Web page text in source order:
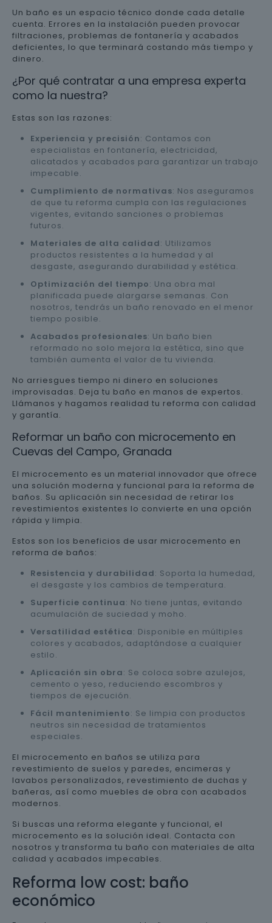
Un baño es un espacio técnico donde cada detalle
cuenta. Errores en la instalación pueden provocar
filtraciones, problemas de fontanería y acabados
deficientes, lo que terminará costando más tiempo y
dinero.
¿Por qué contratar a una empresa experta
como la nuestra?
Estas son las razones:
Experiencia y precisión: Contamos con
especialistas en fontanería, electricidad,
alicatados y acabados para garantizar un trabajo
impecable.
Cumplimiento de normativas: Nos aseguramos
de que tu reforma cumpla con las regulaciones
vigentes, evitando sanciones o problemas
futuros.
Materiales de alta calidad: Utilizamos
productos resistentes a la humedad y al
desgaste, asegurando durabilidad y estética.
Optimización del tiempo: Una obra mal
planificada puede alargarse semanas. Con
nosotros, tendrás un baño renovado en el menor
tiempo posible.
Acabados profesionales: Un baño bien
reformado no solo mejora la estética, sino que
también aumenta el valor de tu vivienda.
No arriesgues tiempo ni dinero en soluciones
improvisadas. Deja tu baño en manos de expertos.
Llámanos y hagamos realidad tu reforma con calidad
y garantía.
Reformar un baño con microcemento en
Cuevas del Campo, Granada
El microcemento es un material innovador que ofrece
una solución moderna y funcional para la reforma de
baños. Su aplicación sin necesidad de retirar los
revestimientos existentes lo convierte en una opción
rápida y limpia.
Estos son los beneficios de usar microcemento en
reforma de baños:
Resistencia y durabilidad: Soporta la humedad,
el desgaste y los cambios de temperatura.
Superficie continua: No tiene juntas, evitando
acumulación de suciedad y moho.
Versatilidad estética: Disponible en múltiples
colores y acabados, adaptándose a cualquier
estilo.
Aplicación sin obra: Se coloca sobre azulejos,
cemento o yeso, reduciendo escombros y
tiempos de ejecución.
Fácil mantenimiento: Se limpia con productos
neutros sin necesidad de tratamientos
especiales.
El microcemento en baños se utiliza para
revestimiento de suelos y paredes, encimeras y
lavabos personalizados, revestimiento de duchas y
bañeras, así como muebles de obra con acabados
modernos.
Si buscas una reforma elegante y funcional, el
microcemento es la solución ideal. Contacta con
nosotros y transforma tu baño con materiales de alta
calidad y acabados impecables.
Reforma low cost: baño
económico